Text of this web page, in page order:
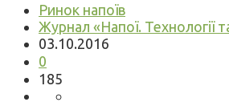
Ринок напоїв
Журнал «Напої. Технології
03.10.2016
0
185